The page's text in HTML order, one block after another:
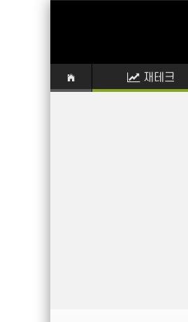
재테크